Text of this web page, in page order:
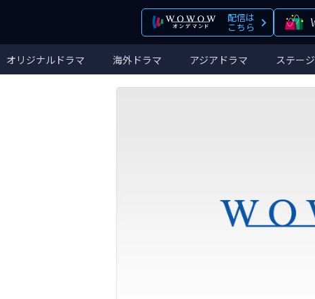
配信は
こちら
オリジナルドラマ 海外ドラマ アジアドラマ ステージ